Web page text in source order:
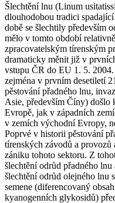
Šlechtění lnu (Linum
dlouhodobou tradici
době se šlechtily především
mělo v tomto období
zpracovatelským tírenským
dramaticky měnit již v
vstupu ČR do EU 1. 5.
zejména v prvním desetiletí
pěstování přadného lnu,
Asie, především Číny) došlo
Evropě, jak v západních
v zemích východní Evropy,
Poprvé v historii pěstování
tírenských závodů a
zániku tohoto sektoru. Z
šlechtění odrůd přadného lnu
šlechtění odrůd olejného lnu
semene (diferencovaný
kyanogenních glykosidů)